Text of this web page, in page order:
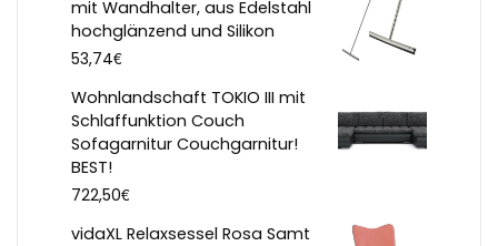
mit Wandhalter, aus Edelstahl
hochglänzend und Silikon
53,74€
Wohnlandschaft TOKIO III mit
Schlaffunktion Couch
Sofagarnitur Couchgarnitur!
BEST!
722,50€
vidaXL Relaxsessel Rosa Samt